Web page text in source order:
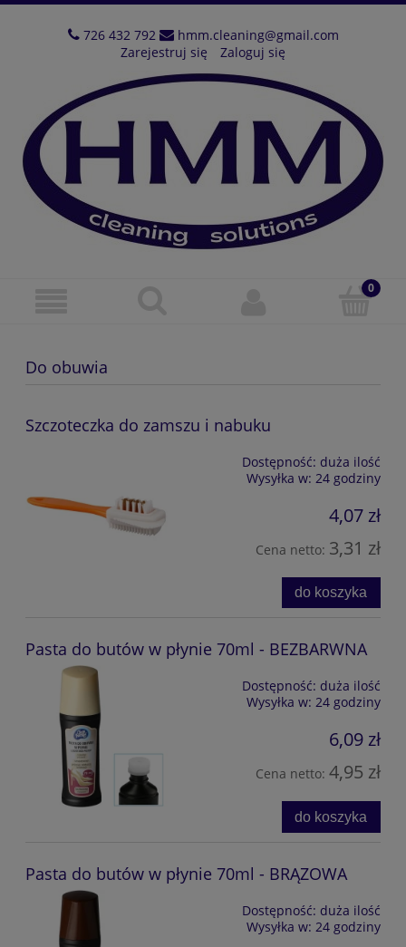
726 432 792
hmm.cleaning@gmail.com
Zarejestruj się
Zaloguj się
Do obuwia
Szczoteczka do zamszu i nabuku
Dostępność: duża ilość
Wysyłka w: 24 godziny
4,07 zł
Cena netto: 3,31 zł
do koszyka
Pasta do butów w płynie 70ml - BEZBARWNA
Dostępność: duża ilość
Wysyłka w: 24 godziny
6,09 zł
Cena netto: 4,95 zł
do koszyka
Pasta do butów w płynie 70ml - BRĄZOWA
Dostępność: duża ilość
Wysyłka w: 24 godziny